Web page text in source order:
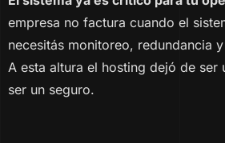
empresa no factura cuando el
necesitás monitoreo, redundancia
A esta altura el hosting dejó de ser
ser un seguro.